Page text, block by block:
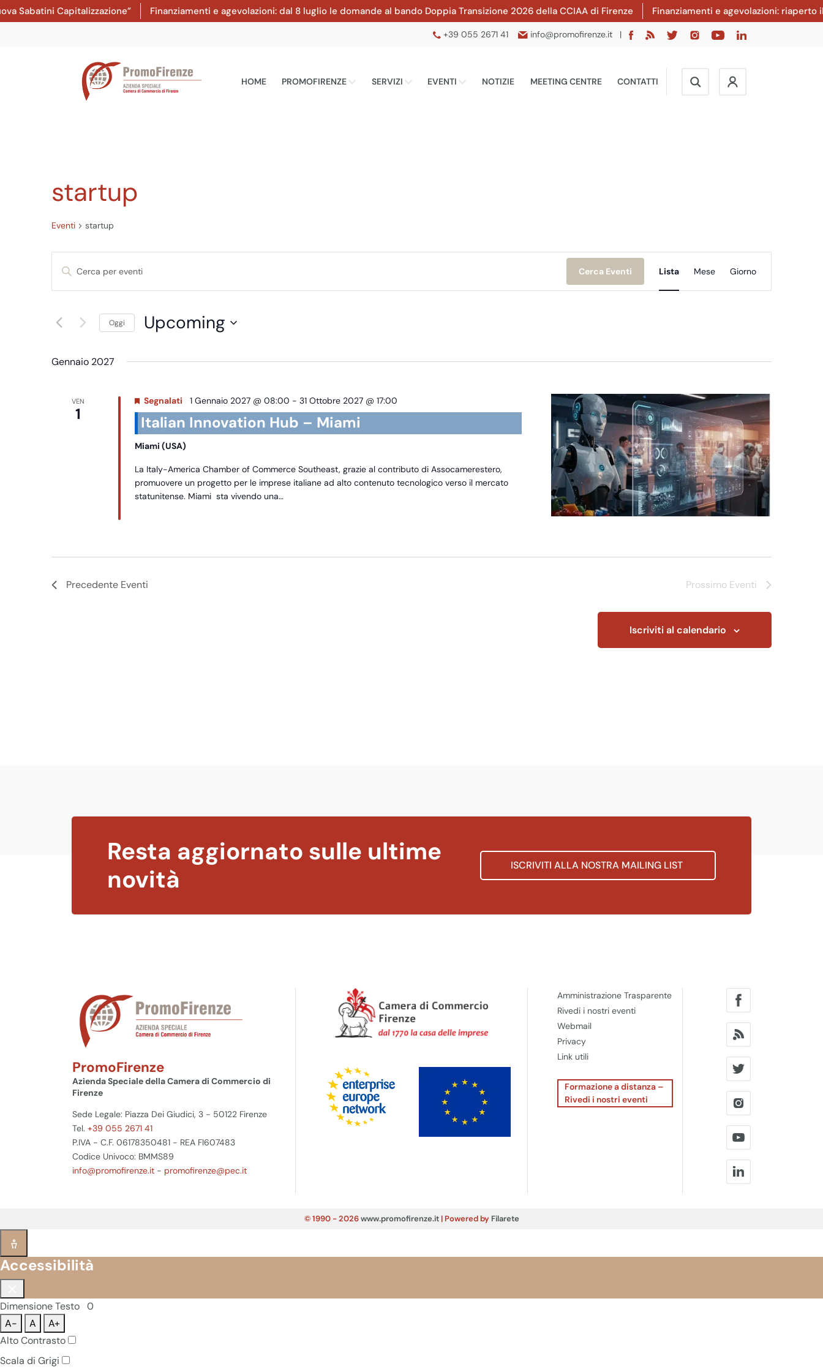
Capitalizzazione” Finanziamenti e agevolazioni: dal 8 luglio le domande al bando Doppia Transizione 2026 della CCIAA di Firenze Finanziamenti e agevolazioni: riaperto il
+39 055 2671 41 info@promofirenze.it |
HOME PROMOFIRENZE SERVIZI EVENTI NOTIZIE MEETING CENTRE CONTATTI
startup
Eventi startup
Eventi
Ricerca
e
viste
Inserisci
Eventi
Parola
Cerca Eventi
Viste
Navigazione
Lista Mese Giorno
Oggi Upcoming
Gennaio 2027
VEN
1
Segnalati 1 Gennaio 2027 @ 08:00 - 31 Ottobre 2027 @ 17:00
Italian Innovation Hub – Miami
Miami (USA)
La Italy-America Chamber of Commerce Southeast, grazie al contributo di Assocamerestero,
promuovere un progetto per le imprese italiane ad alto contenuto tecnologico verso il mercato
statunitense. Miami sta vivendo una…
Precedente Eventi Prossimo Eventi
Iscriviti al calendario
Resta aggiornato sulle ultime
novità
ISCRIVITI ALLA NOSTRA MAILING LIST
PromoFirenze
Azienda Speciale della Camera di Commercio di
Firenze
Sede Legale: Piazza Dei Giudici, 3 - 50122 Firenze
Tel. +39 055 2671 41
P.IVA - C.F. 06178350481 - REA FI607483
Codice Univoco: BMMS89
info@promofirenze.it - promofirenze@pec.it
Amministrazione Trasparente
Rivedi i nostri eventi
Webmail
Privacy
Link utili
Formazione a distanza –
Rivedi i nostri eventi
© 1990 - 2026www.promofirenze.it| Powered by Filarete
Accessibilità
Dimensione Testo 0
A-
A
A+
Alto Contrasto
Scala di Grigi